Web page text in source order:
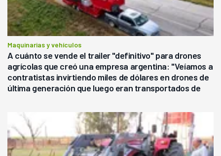
Maquinarias y vehículos
A cuánto se vende el trailer "definitivo" para drones
agrícolas que creó una empresa argentina: "Veíamos a
contratistas invirtiendo miles de dólares en drones de
última generación que luego eran transportados de